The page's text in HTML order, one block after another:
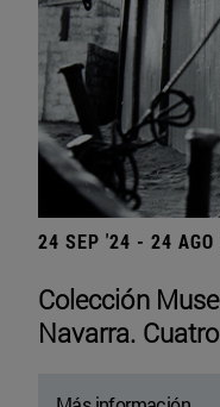
24 SEP '24 - 24 AGO
Colección
Navarra.